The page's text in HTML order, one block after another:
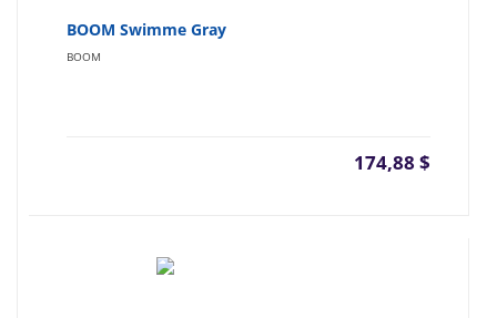
BOOM Swimme Gray
BOOM
174,88 $